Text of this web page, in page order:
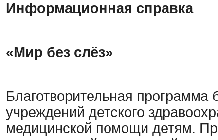
Информационная справка
«Мир без слёз»
Благотворительная
учреждений детского
медицинской помощи детям.